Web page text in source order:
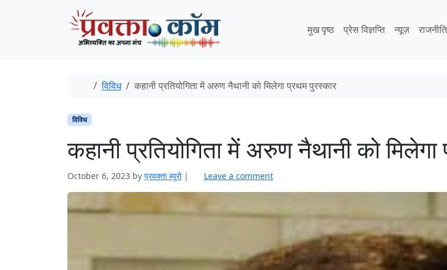
मुख पृष्ठ
प्रेस विज्ञप्ति न्यूज़ राजनीति
Home
विविध कहानी प्रतियोगिता में अरुण नैथानी को मिलेगा प्रथम पुरस्कार
विविध
कहानी प्रतियोगिता में अरुण नैथानी को
October 6, 2023 by प्रवक्‍ता ब्यूरो | Leave a comment